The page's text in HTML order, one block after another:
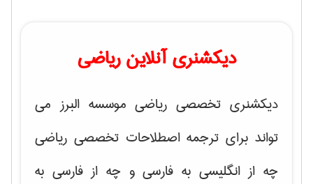
دیکشنری آنلاین ریاضی
دیکشنری تخصصی ریاضی موسسه البرز می
تواند برای ترجمه اصطلاحات تخصصی ریاضی
چه از انگلیسی به فارسی و چه از فارسی به